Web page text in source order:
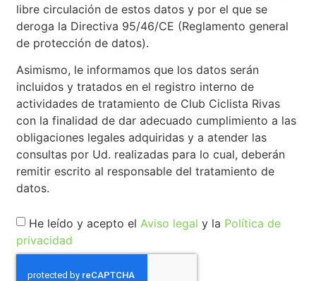
libre circulación de estos datos y por el que se
deroga la Directiva 95/46/CE (Reglamento general
de protección de datos).
Asimismo, le informamos que los datos serán
incluidos y tratados en el registro interno de
actividades de tratamiento de Club Ciclista Rivas
con la finalidad de dar adecuado cumplimiento a las
obligaciones legales adquiridas y a atender las
consultas por Ud. realizadas para lo cual, deberán
remitir escrito al responsable del tratamiento de
datos.
He leído y acepto el Aviso legal y la Política de
privacidad